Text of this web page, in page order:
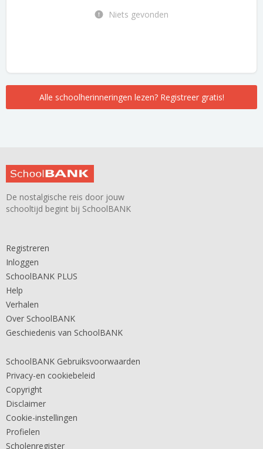
Niets gevonden
Alle schoolherinneringen lezen? Registreer gratis!
De nostalgische reis door jouw
schooltijd begint bij SchoolBANK
Registreren
Inloggen
SchoolBANK PLUS
Help
Verhalen
Over SchoolBANK
Geschiedenis van SchoolBANK
SchoolBANK Gebruiksvoorwaarden
Privacy-en cookiebeleid
Copyright
Disclaimer
Cookie-instellingen
Profielen
Scholenregister